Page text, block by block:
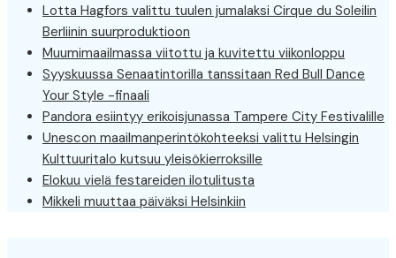
Lotta Hagfors valittu tuulen jumalaksi Cirque du Soleilin
Berliinin suurproduktioon
Muumimaailmassa viitottu ja kuvitettu viikonloppu
Syyskuussa Senaatintorilla tanssitaan Red Bull Dance
Your Style -finaali
Pandora esiintyy erikoisjunassa Tampere City Festivalille
Unescon maailmanperintökohteeksi valittu Helsingin
Kulttuuritalo kutsuu yleisökierroksille
Elokuu vielä festareiden ilotulitusta
Mikkeli muuttaa päiväksi Helsinkiin